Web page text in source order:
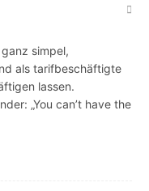
simpel,
als tarifbeschäftigte
lassen.
„You can’t have the